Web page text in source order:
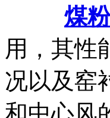
煤
用，其性
况以及窑